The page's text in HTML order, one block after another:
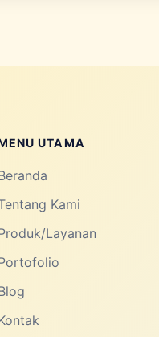
UTAMA
Kami
Layanan